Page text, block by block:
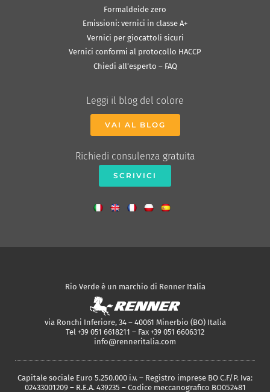
Formaldeide zero
Emissioni: vernici in classe A+
Vernici per giocattoli sicuri
Vernici conformi al protocollo HACCP
Chiedi all’esperto – FAQ
Leggi il blog del colore
VAI AL BLOG
Richiedi consulenza gratuita
SCRIVICI
Rio Verde è un marchio di Renner Italia
via Ronchi Inferiore, 34 – 40061 Minerbio (BO) Italia
Tel +39 051 6618211 – Fax +39 051 6606312
info@renneritalia.com
Capitale sociale Euro 5.250.000 i.v. – Registro imprese BO C.F/P. Iva:
02433001209 – R.E.A. 439235 – Codice meccanografico BO052481